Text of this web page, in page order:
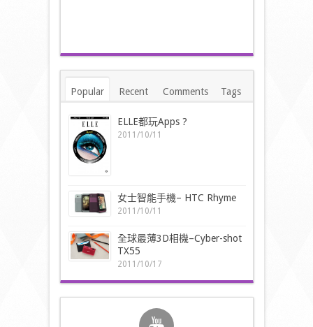
Popular Recent Comments Tags
ELLE都玩Apps ?
2011/10/11
女士智能手機– HTC Rhyme
2011/10/11
全球最薄3D相機–Cyber-shot
TX55
2011/10/17